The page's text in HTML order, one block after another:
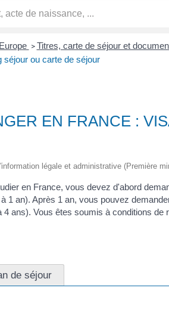
> Titres, carte de séjour et
séjour ou carte de séjour
EN FRANCE :
légale et administrative (Première
en France, vous devez d'abord
1 an). Après 1 an, vous pouvez
4 ans). Vous êtes soumis à conditions
de séjour